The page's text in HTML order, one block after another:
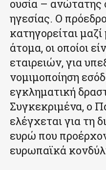
ουσία – ανώτατης
ηγεσίας. Ο
κατηγορείται
άτομα, οι οποίοι
εταιρειών, για
νομιμοποίηση
εγκληματική
Συγκεκριμένα, ο
ελέγχεται για τη
ευρώ που
ευρωπαϊκά